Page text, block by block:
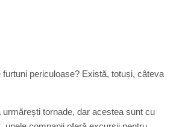
periculoase? Există, totuși, câteva
tornade, dar acestea sunt cu